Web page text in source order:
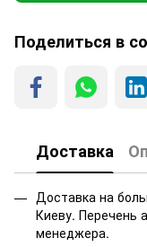
Поделиться в
Доставка
Доставка на
Киеву. Перечень
менеджера.